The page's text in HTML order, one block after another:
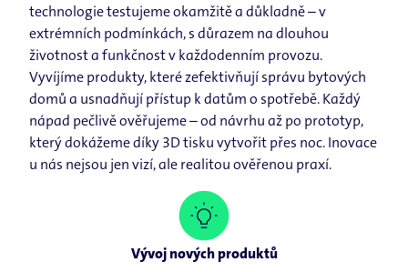
technologie testujeme okamžitě a důkladně – v
extrémních podmínkách, s důrazem na dlouhou
životnost a funkčnost v každodenním provozu.
Vyvíjíme produkty, které zefektivňují správu bytových
domů a usnadňují přístup k datům o spotřebě. Každý
nápad pečlivě ověřujeme – od návrhu až po prototyp,
který dokážeme díky 3D tisku vytvořit přes noc. Inovace
u nás nejsou jen vizí, ale realitou ověřenou praxí.
Vývoj nových produktů